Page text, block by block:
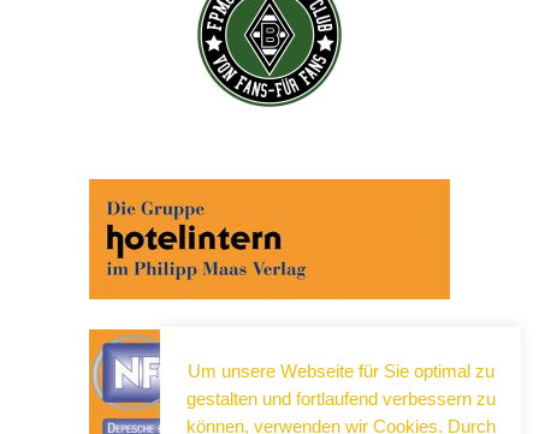
Um unsere Webseite für Sie optimal zu
gestalten und fortlaufend verbessern zu
können, verwenden wir Cookies. Durch